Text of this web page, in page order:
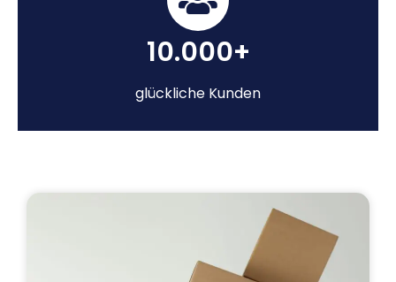
10.000+
glückliche Kunden